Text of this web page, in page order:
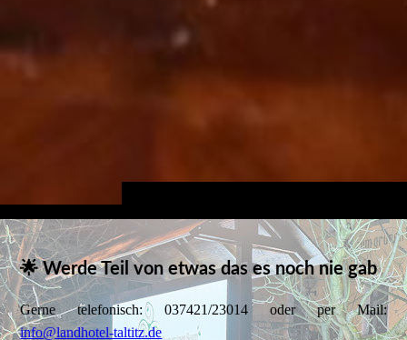
🌟 Werde Teil von etwas das es noch nie gab
Gerne telefonisch: 037421/23014 oder per Mail:
info@landhotel-taltitz.de